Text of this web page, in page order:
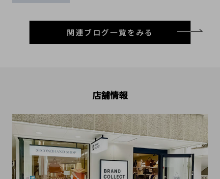
関連ブログ一覧をみる
店舗情報